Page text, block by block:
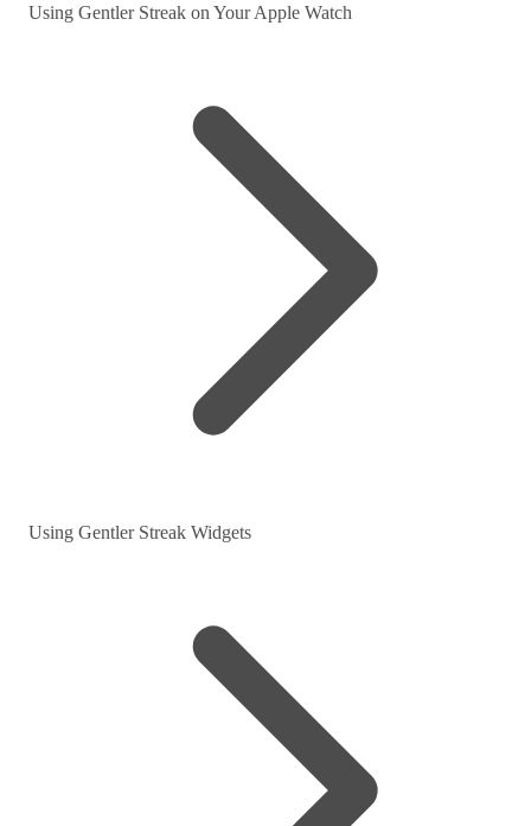
Using Gentler Streak on Your Apple Watch
Using Gentler Streak Widgets